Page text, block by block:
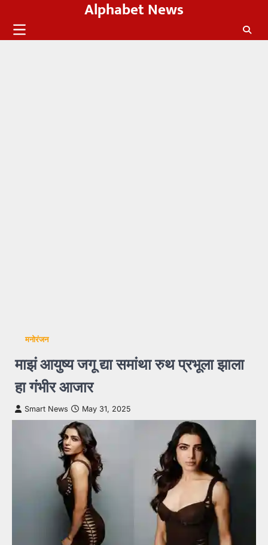
content
Alphabet News
मनोरंजन
माझं आयुष्य जगू द्या समांथा रुथ प्रभूला झाला
हा गंभीर आजार
Smart News May 31, 2025